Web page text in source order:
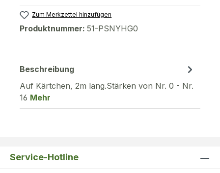
Zum Merkzettel hinzufügen
Produktnummer: 51-PSNYHG0
Beschreibung
Auf Kärtchen, 2m lang.Stärken von Nr. 0 - Nr.
16 Mehr
Service-Hotline